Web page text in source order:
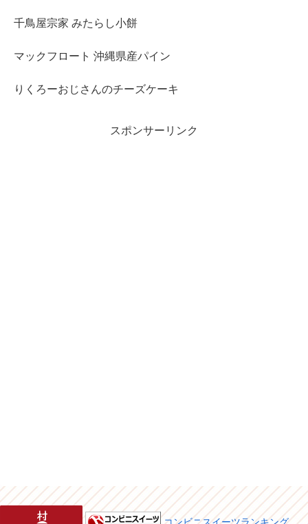
千鳥屋宗家 みたらし小餅
マックフロート 沖縄県産パイン
りくろーおじさんのチーズケーキ
スポンサーリンク